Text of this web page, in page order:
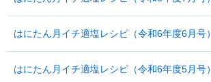
はにたん月イチ適塩レシピ（令和6年度6月号）
はにたん月イチ適塩レシピ（令和6年度5月号）